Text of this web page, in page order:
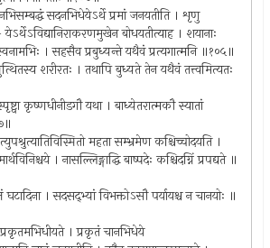
सदनभिधेयेऽर्थे प्रमां जनयतीति । शृणु
बोधयतीत्याह । शयानाः
। सहसैव प्रबुध्यन्ते यथैवं प्रत्यगात्मनि ॥१०५॥
शरीरतः । तथापि बुध्यते तेन यथैवं तत्त्वमित्यतः
कृष्णधीनीडगौ यथा । बाध्येतरात्मकौ स्यातां
महता सम्भ्रमेण कश्चिच्चोदयति ।
। नासल्लिङ्गाद्धि बाष्पदेः कश्चिदग्निं प्रपद्यते ॥
घटादिना । सदसद्भ्यां विभक्तोऽसौ पर्यायश्च न चानयोः ॥
। प्रकृतं चानभिधेये